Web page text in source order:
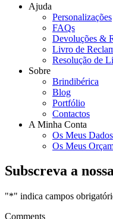
Ajuda
Personalizações
FAQs
Devoluções &
Livro de
Resolução de
Sobre
Brindibérica
Blog
Portfólio
Contactos
A Minha Conta
Os Meus Dados
Os Meus
Subscreva a
"*" indica campos
Comments